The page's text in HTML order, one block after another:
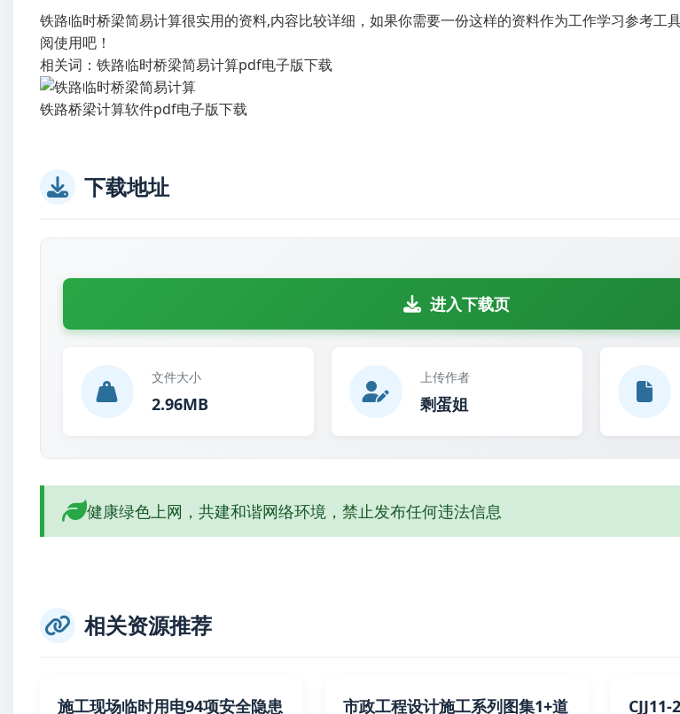
铁路临时桥梁简易计算很实用的资料,内容比较详细，如果你需要一份这样的资料作为工作学习参考工
阅使用吧！
相关词：铁路临时桥梁简易计算pdf电子版下载
铁路桥梁计算软件pdf电子版下载
下载地址
进入下载页
文件大小
2.96MB
上传作者
剩蛋姐
健康绿色上网，共建和谐网络环境，禁止发布任何违法信息
相关资源推荐
施工现场临时用电94项安全隐患 市政工程设计施工系列图集1+道